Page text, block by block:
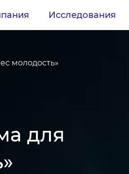
Исследования
молодость»
для